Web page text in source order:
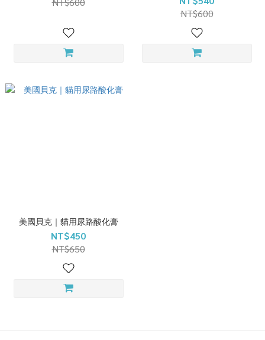
NT$600
美國貝克｜貓用尿路酸化膏
NT$450
NT$650